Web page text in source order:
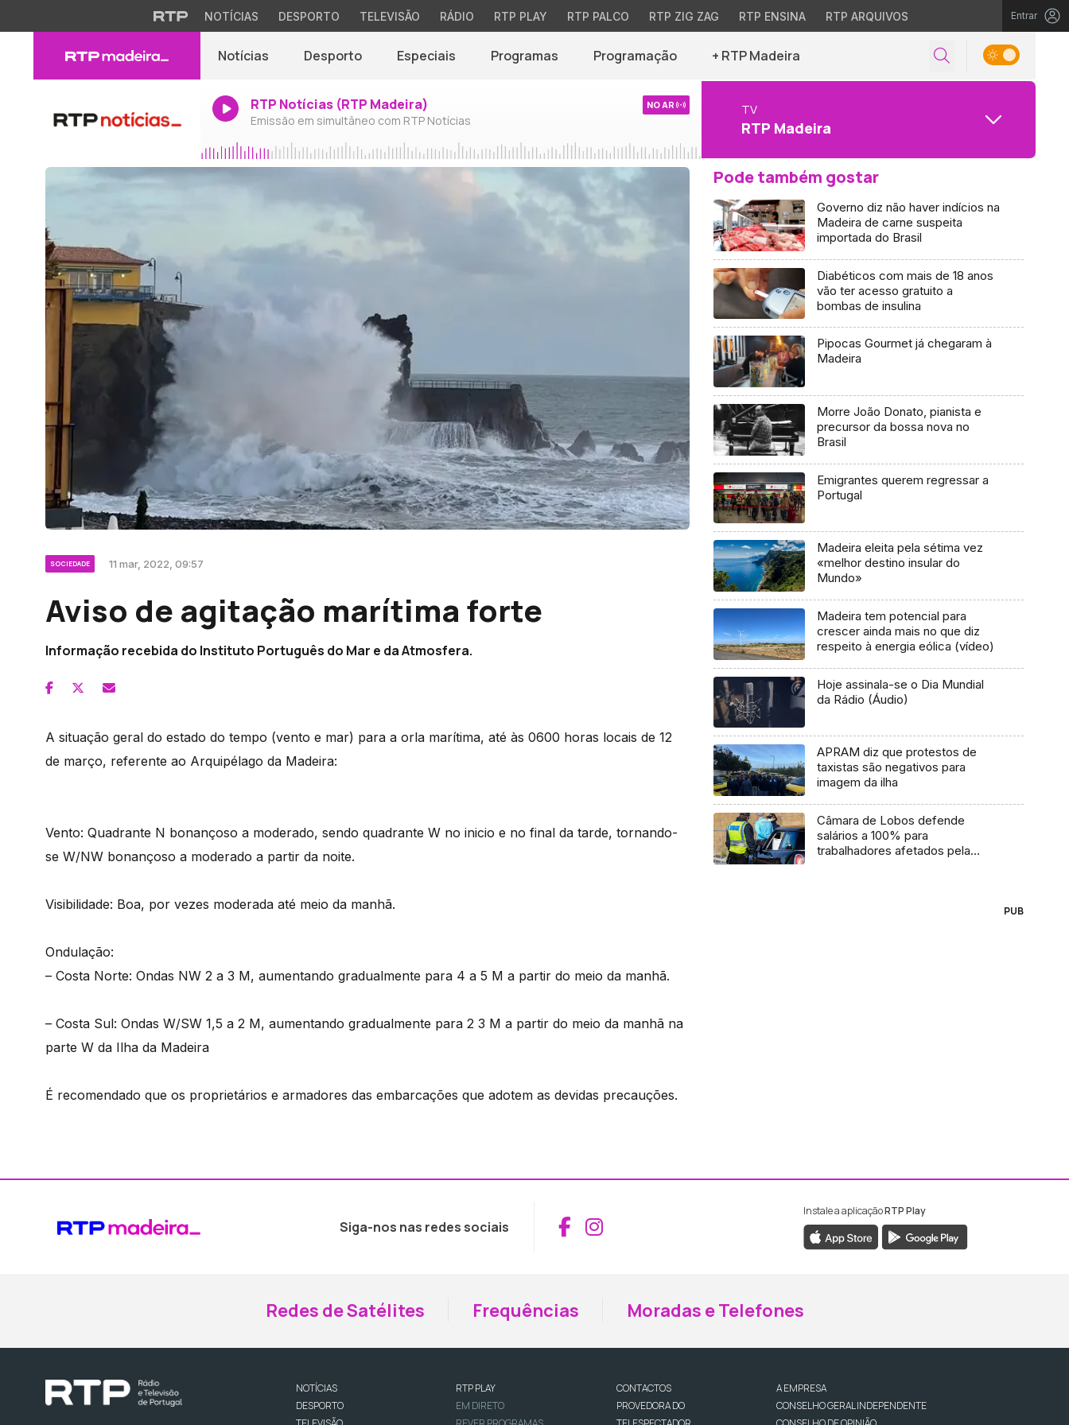
NOTÍCIAS DESPORTO TELEVISÃO RÁDIO RTP PLAY RTP PALCO RTP ZIG ZAG RTP ENSINA RTP ARQUIVOS Entrar
Notícias Desporto Especiais Programas Programação + RTP Madeira
RTP Notícias (RTP Madeira)
Emissão em simultâneo com RTP Notícias
NO AR TV
RTP Madeira
SOCIEDADE 11 mar, 2022, 09:57
Aviso de agitação marítima forte
Informação recebida do Instituto Português do Mar e da Atmosfera.
A situação geral do estado do tempo (vento e mar) para a orla marítima, até às 0600 horas locais de 12
de março, referente ao Arquipélago da Madeira:
Vento: Quadrante N bonançoso a moderado, sendo quadrante W no inicio e no final da tarde, tornando-
se W/NW bonançoso a moderado a partir da noite.
Visibilidade: Boa, por vezes moderada até meio da manhã.
Ondulação:
– Costa Norte: Ondas NW 2 a 3 M, aumentando gradualmente para 4 a 5 M a partir do meio da manhã.
– Costa Sul: Ondas W/SW 1,5 a 2 M, aumentando gradualmente para 2 3 M a partir do meio da manhã na
parte W da Ilha da Madeira
É recomendado que os proprietários e armadores das embarcações que adotem as devidas precauções.
Pode também gostar
Governo diz não haver indícios na
Madeira de carne suspeita
importada do Brasil
Diabéticos com mais de 18 anos
vão ter acesso gratuito a
bombas de insulina
Pipocas Gourmet já chegaram à
Madeira
Morre João Donato, pianista e
precursor da bossa nova no
Brasil
Emigrantes querem regressar a
Portugal
Madeira eleita pela sétima vez
«melhor destino insular do
Mundo»
Madeira tem potencial para
crescer ainda mais no que diz
respeito à energia eólica (vídeo)
Hoje assinala-se o Dia Mundial
da Rádio (Áudio)
APRAM diz que protestos de
taxistas são negativos para
imagem da ilha
Câmara de Lobos defende
salários a 100% para
trabalhadores afetados pela
PUB
Siga-nos nas redes sociais Aceder ao Facebook da RTP Madeira
Aceder ao Instagram da RTP Madeira
Instale a aplicaçãoRTP Play
Redes de Satélites Frequências Moradas e Telefones
NOTÍCIAS
DESPORTO
RTP PLAY
EM DIRETO
CONTACTOS
PROVEDORA DO
A EMPRESA
CONSELHO GERAL INDEPENDENTE